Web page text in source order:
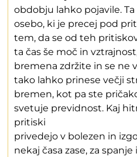
obdobju lahko pojavile.
osebo, ki je precej pod
tem, da se od teh
ta čas še moč in
bremena zdržite in se ne
tako lahko prinese večji
bremen, kot pa ste
svetuje previdnost. Kaj
pritiski
privedejo v bolezen in
nekaj časa zase, za